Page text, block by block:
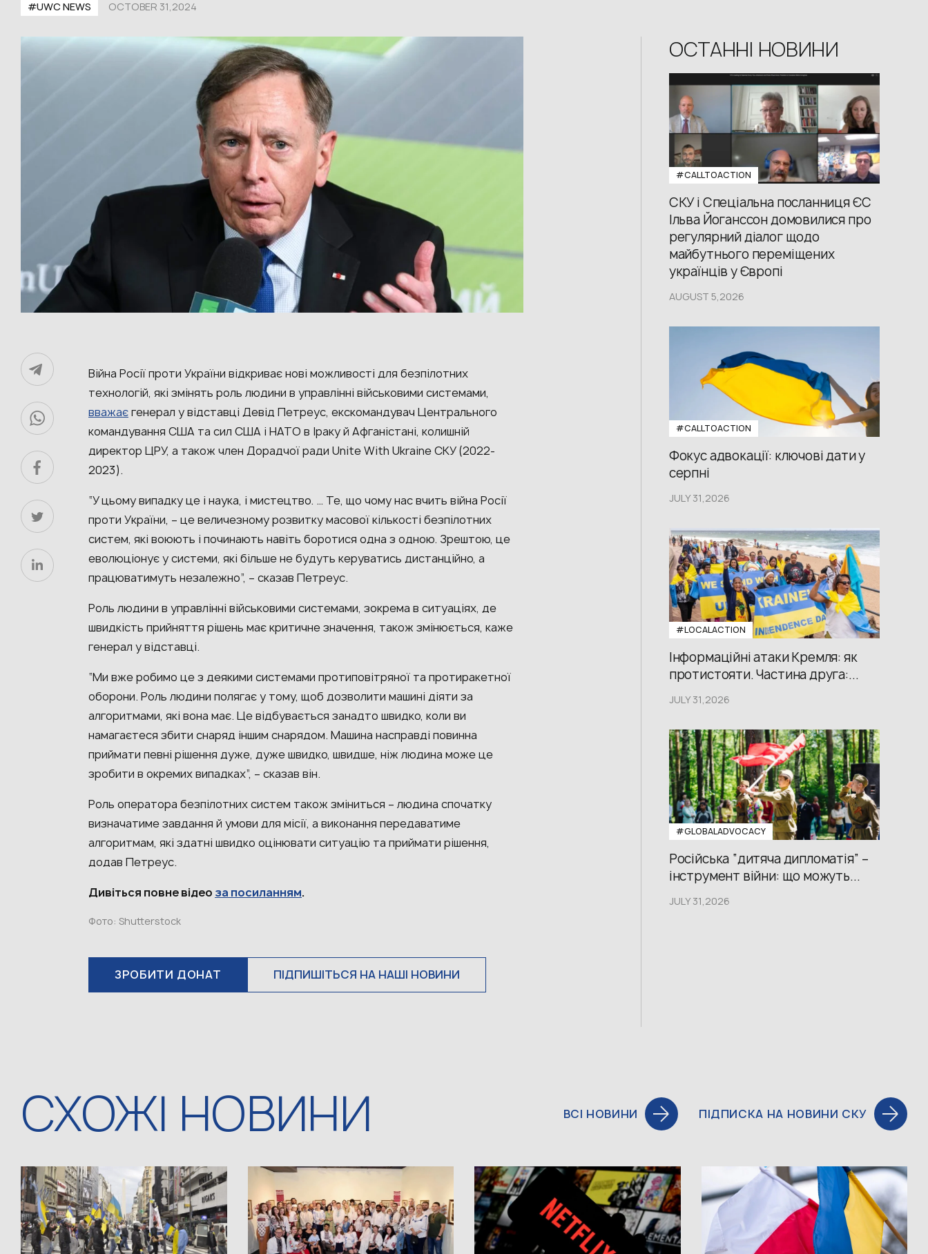
#UWС NEWS OCTOBER 31,2024
Війна Росії проти України відкриває нові можливості для безпілотних
технологій, які змінять роль людини в управлінні військовими системами,
вважаєгенерал у відставці Девід Петреус, екскомандувач Центрального
командування США та сил США і НАТО в Іраку й Афганістані, колишній
директор ЦРУ, а також член Дорадчої ради Unite With UkraineСКУ (2022-
2023).
“У цьому випадку це і наука, і мистецтво. … Те, що чому нас вчить війна Росії
проти України, – це величезному розвитку масової кількості безпілотних
систем, які воюють і починають навіть боротися одна з одною. Зрештою, це
еволюціонує у системи, які більше не будуть керуватись дистанційно, а
працюватимуть незалежно”, – сказав Петреус.
Роль людини в управлінні військовими системами, зокрема в ситуаціях, де
швидкість прийняття рішень має критичне значення, також змінюється, каже
генерал у відставці.
“Ми вже робимо це з деякими системами протиповітряної та протиракетної
оборони. Роль людини полягає у тому, щоб дозволити машині діяти за
алгоритмами, які вона має. Це відбувається занадто швидко, коли ви
намагаєтеся збити снаряд іншим снарядом. Машина насправді повинна
приймати певні рішення дуже, дуже швидко, швидше, ніж людина може це
зробити в окремих випадках”, – сказав він.
Роль оператора безпілотних систем також зміниться – людина спочатку
визначатиме завдання й умови для місії, а виконання передаватиме
алгоритмам, які здатні швидко оцінювати ситуацію та приймати рішення,
додав Петреус.
Дивіться повне відео за посиланням.
Фото: Shutterstock
ЗРОБИТИ ДОНАТ ПІДПИШІТЬСЯ НА НАШІ НОВИНИ
ОСТАННІ НОВИНИ
#CALLTOACTION
СКУ і Спеціальна посланниця ЄС
Ільва Йоганссон домовилися про
регулярний діалог щодо
майбутнього переміщених
українців у Європі
AUGUST 5,2026
#CALLTOACTION
Фокус адвокації: ключові дати у
серпні
JULY 31,2026
#LOCALACTION
Інформаційні атаки Кремля: як
протистояти. Частина друга:...
JULY 31,2026
#GLOBALADVOCACY
Російська “дитяча дипломатія” –
інструмент війни: що можуть...
JULY 31,2026
СХОЖІ НОВИНИ ВСІ НОВИНИ ПІДПИСКА НА НОВИНИ СКУ